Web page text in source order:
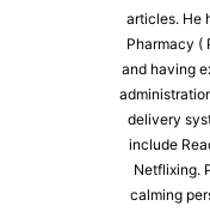
articles. He
Pharmacy (
and having
delivery
include
Netflixing.
calming